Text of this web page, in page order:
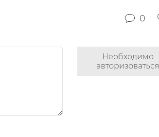
0
Необходимо
авторизоваться